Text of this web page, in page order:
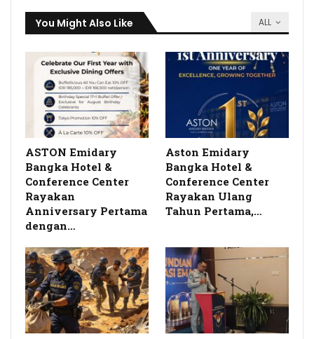
ALL
You Might Also Like
ASTON Emidary
Bangka Hotel &
Conference Center
Rayakan
Anniversary Pertama
dengan…
Aston Emidary
Bangka Hotel &
Conference Center
Rayakan Ulang
Tahun Pertama,…